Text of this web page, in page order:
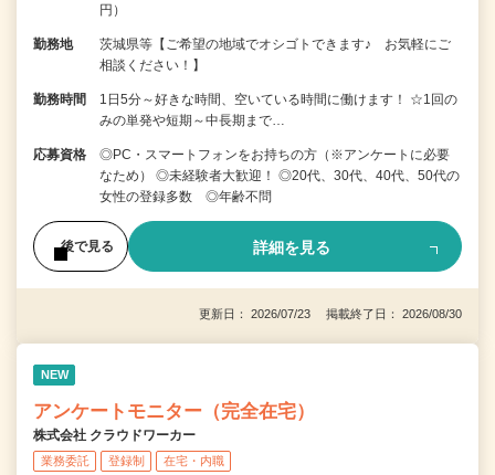
円）
勤務地
茨城県等【ご希望の地域でオシゴトできます♪ お気軽にご
相談ください！】
勤務時間
1日5分～好きな時間、空いている時間に働けます！ ☆1回の
みの単発や短期～中長期まで…
応募資格
◎PC・スマートフォンをお持ちの方（※アンケートに必要
なため） ◎未経験者大歓迎！ ◎20代、30代、40代、50代の
女性の登録多数 ◎年齢不問
後で見る 詳細を見る
更新日： 2026/07/23 掲載終了日： 2026/08/30
NEW
アンケートモニター（完全在宅）
株式会社 クラウドワーカー
業務委託 登録制 在宅・内職